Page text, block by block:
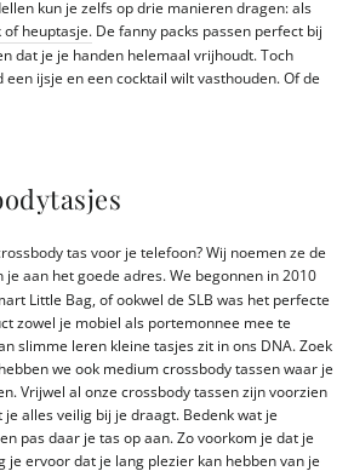
kun je zelfs op drie manieren dragen: als
of heuptasje. De fanny packs passen perfect bij
dat je je handen helemaal vrijhoudt. Toch
ijsje en een cocktail wilt vasthouden. Of de
tas voor je telefoon? Wij noemen ze de
je aan het goede adres. We begonnen in 2010
Little Bag, of ookwel de SLB was het perfecte
zowel je mobiel als portemonnee mee te
slimme leren kleine tasjes zit in ons DNA. Zoek
we ook medium crossbody tassen waar je
Vrijwel al onze crossbody tassen zijn voorzien
alles veilig bij je draagt. Bedenk wat je
pas daar je tas op aan. Zo voorkom je dat je
je ervoor dat je lang plezier kan hebben van je